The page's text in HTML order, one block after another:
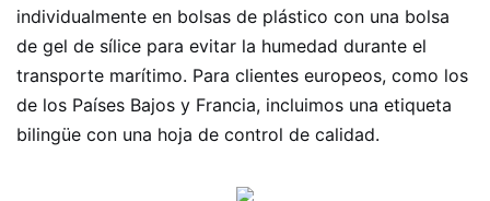
individualmente en bolsas de plástico con una bolsa
de gel de sílice para evitar la humedad durante el
transporte marítimo. Para clientes europeos, como los
de los Países Bajos y Francia, incluimos una etiqueta
bilingüe con una hoja de control de calidad.